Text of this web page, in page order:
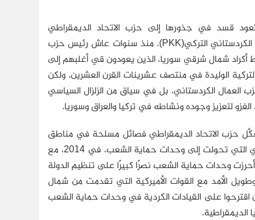
تعود قسد في جذورها إلى حزب الاتحاد الديمقراطي
الكردستاني(PYD) ، الذي أُسِّس في سبتمبر/أيلول 2003 باعتباره فرعًا لحزب العمال الكردستاني التركي(PKK). منذ سنوات عاش رئيس حزب
أكراد شمال شرقي سوريا، الذين يعودون قي أغلبهم إلى
الوليدة في منتصف عشرينات القرن العشرين. ولكن
العمال الكردستاني، بل في سياق من الزلزال السياسي
لتعزيز وجوده ونشاطه في تركيا والعراق وسوريا.
شكَّل حزب الاتحاد الديمقراطي فصائل مسلحة في مناطق
الوجود الكردي في شمال شرقي سوريا باسم الهيئة الكردية العليا. وهذه الفصائل هي التي تحولت إلى وحدات حماية الشعب، في 2014، مع
أحرزت وحدات حماية الشعب نصرًا كبيرًا على تنظيم الدولة
وأسست بذلك تحالفًا وثيقًا وطويل الأمد مع القوات الأميركية التي تقدمت من شمال
على القيادات الكردية في وحدات حماية الشعب
الديمقراطية.